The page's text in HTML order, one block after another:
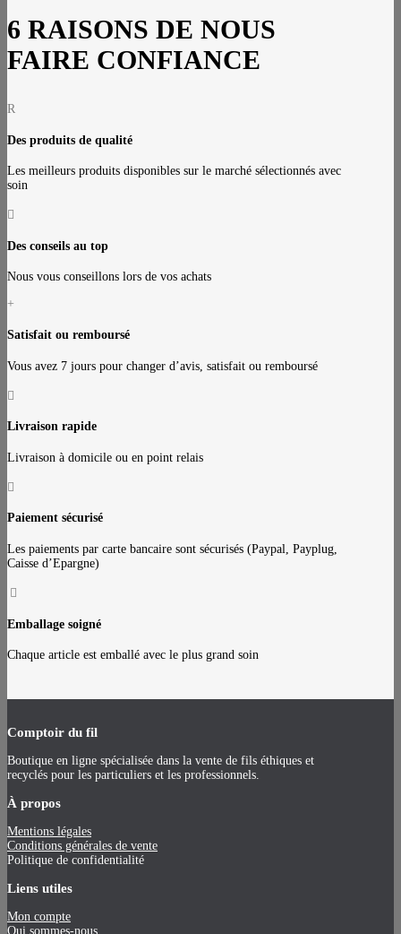
6 RAISONS DE NOUS
FAIRE CONFIANCE
R
Des produits de qualité
Les meilleurs produits disponibles sur le marché sélectionnés avec
soin

Des conseils au top
Nous vous conseillons lors de vos achats
+
Satisfait ou remboursé
Vous avez 7 jours pour changer d’avis, satisfait ou remboursé

Livraison rapide
Livraison à domicile ou en point relais

Paiement sécurisé
Les paiements par carte bancaire sont sécurisés (Paypal, Payplug,
Caisse d’Epargne)

Emballage soigné
Chaque article est emballé avec le plus grand soin
Comptoir du fil
Boutique en ligne spécialisée dans la vente de fils éthiques et
recyclés pour les particuliers et les professionnels.
À propos
Mentions légales
Conditions générales de vente
Politique de confidentialité
Liens utiles
Mon compte
Qui sommes-nous